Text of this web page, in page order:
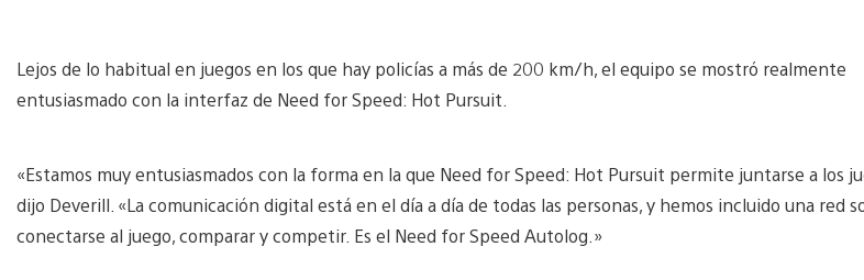
Lejos de lo habitual en juegos en los que hay policías a más de 200 km/h, el equipo se mostró realmente
entusiasmado con la interfaz de Need for Speed: Hot Pursuit.
«Estamos muy entusiasmados con la forma en la que Need for Speed: Hot Pursuit permite juntarse a los
dijo Deverill. «La comunicación digital está en el día a día de todas las personas, y hemos incluido una red
conectarse al juego, comparar y competir. Es el Need for Speed Autolog.»